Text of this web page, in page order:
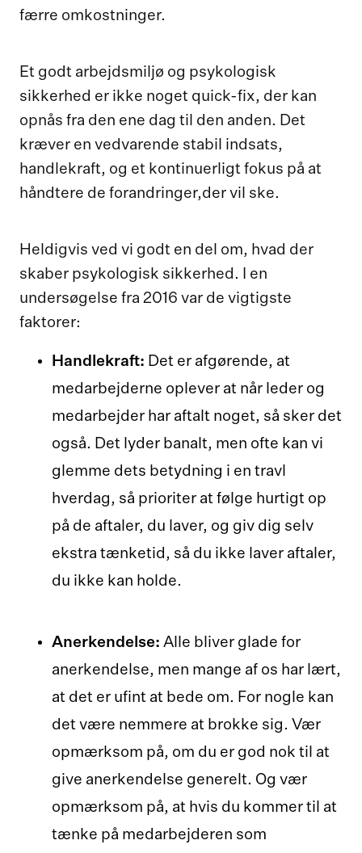
færre omkostninger.
Et godt arbejdsmiljø og psykologisk
sikkerhed er ikke noget quick-fix, der kan
opnås fra den ene dag til den anden. Det
kræver en vedvarende stabil indsats,
handlekraft, og et kontinuerligt fokus på at
håndtere de forandringer,der vil ske.
Heldigvis ved vi godt en del om, hvad der
skaber psykologisk sikkerhed. I en
undersøgelse fra 2016 var de vigtigste
faktorer:
Handlekraft: Det er afgørende, at
medarbejderne oplever at når leder og
medarbejder har aftalt noget, så sker det
også. Det lyder banalt, men ofte kan vi
glemme dets betydning i en travl
hverdag, så prioriter at følge hurtigt op
på de aftaler, du laver, og giv dig selv
ekstra tænketid, så du ikke laver aftaler,
du ikke kan holde.
Anerkendelse: Alle bliver glade for
anerkendelse, men mange af os har lært,
at det er ufint at bede om. For nogle kan
det være nemmere at brokke sig. Vær
opmærksom på, om du er god nok til at
give anerkendelse generelt. Og vær
opmærksom på, at hvis du kommer til at
tænke på medarbejderen som